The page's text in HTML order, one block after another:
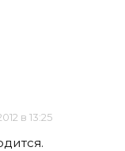
в 13:25